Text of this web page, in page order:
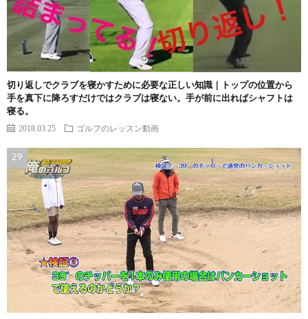
切り返しでクラブを寝かすために必要な正しい知識｜トップの位置から
手を真下に降ろすだけではクラブは寝ない。手が前に出ればシャフトは
寝る。
2018.03.25 ゴルフのレッスン動画